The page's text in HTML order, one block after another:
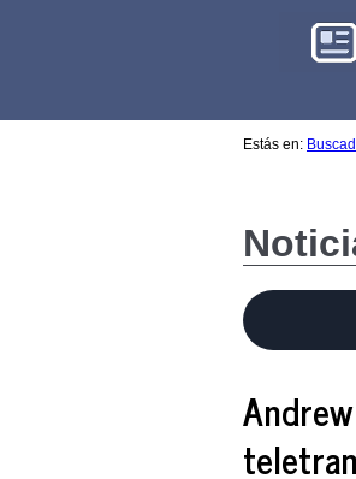
Estás en: